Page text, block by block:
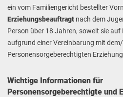
ein vom Familiengericht bestellter
Erziehungsbeauftragt nach dem
Person über 18 Jahren, soweit sie auf
aufgrund einer Vereinbarung mit
Personensorgeberechtigten
Wichtige Informationen für
Personensorgeberechtigte und